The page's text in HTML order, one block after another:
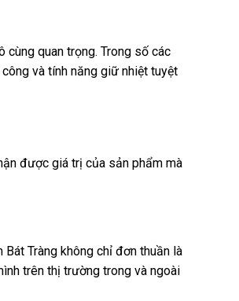
cùng quan trọng. Trong số các
và tính năng giữ nhiệt tuyệt
được giá trị của sản phẩm mà
Tràng không chỉ đơn thuần là
trên thị trường trong và ngoài